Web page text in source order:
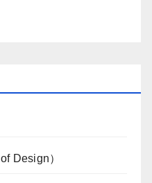
Design）